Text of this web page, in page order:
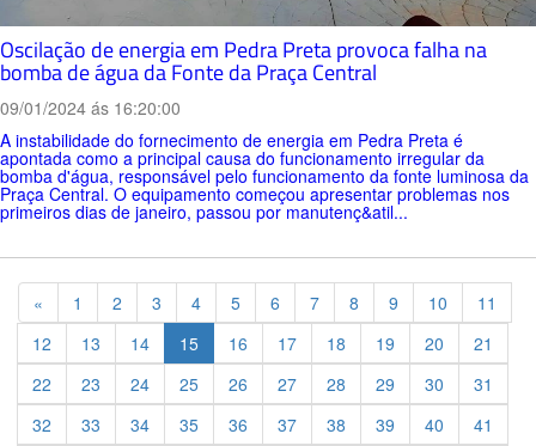
Oscilação de energia em Pedra Preta provoca falha na
bomba de água da Fonte da Praça Central
09/01/2024 ás 16:20:00
A instabilidade do fornecimento de energia em Pedra Preta é
apontada como a principal causa do funcionamento irregular da
bomba d'água, responsável pelo funcionamento da fonte luminosa da
Praça Central. O equipamento começou apresentar problemas nos
primeiros dias de janeiro, passou por manutenç&atil...
« Previous
1 2 3 4 5 6 7 8 9 10
11
12
13 14 15 16 17 18 19 20
21
22
23 24 25 26 27 28 29 30
31
32
33 34 35 36 37 38 39 40 41